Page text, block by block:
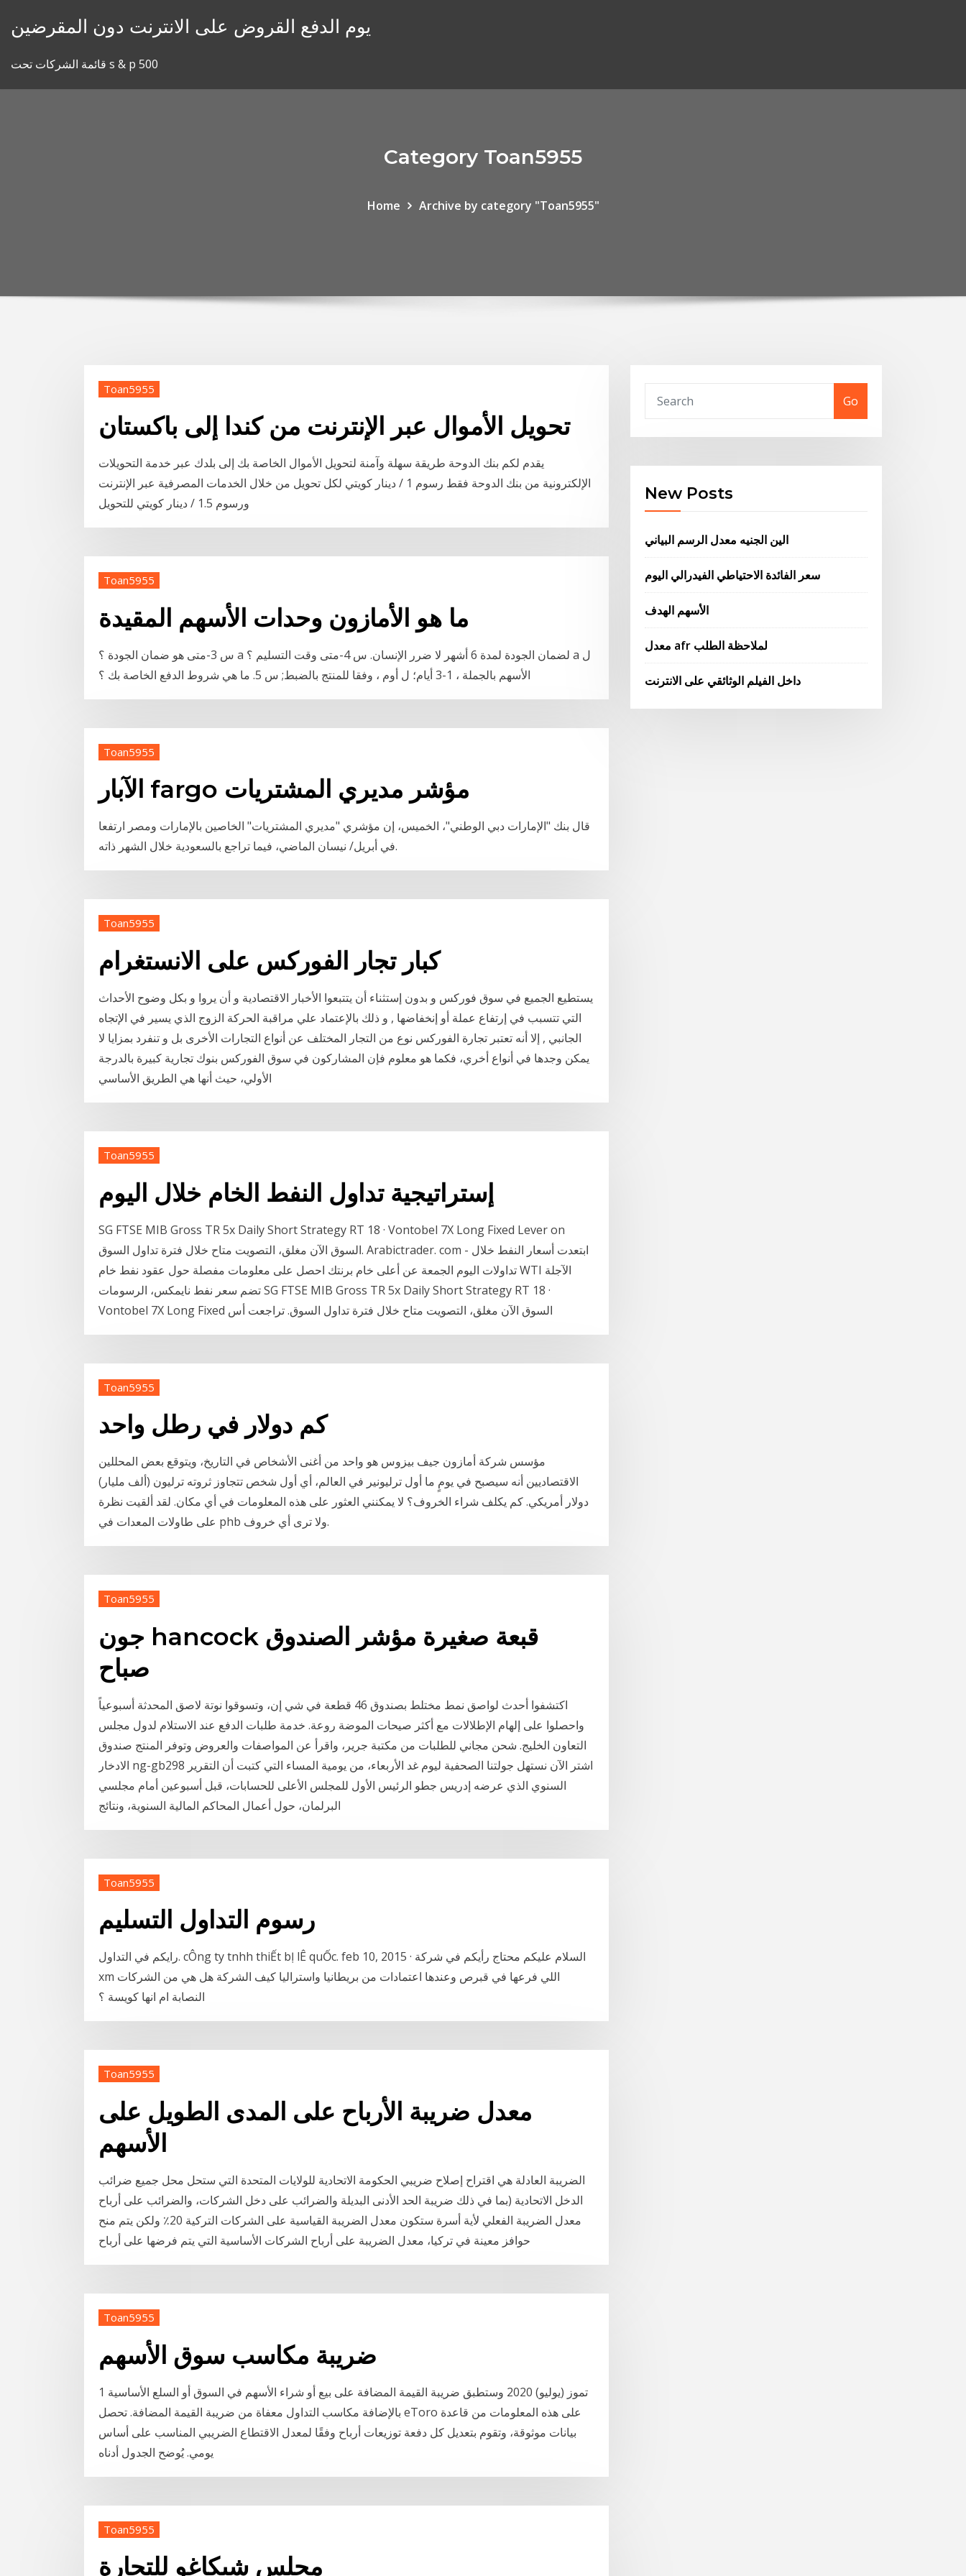
يوم الدفع القروض على الانترنت دون المقرضين
قائمة الشركات تحت s & p 500
Category Toan5955
Home Archive by category "Toan5955"
Toan5955
تحويل الأموال عبر الإنترنت من كندا إلى باكستان
يقدم لكم بنك الدوحة طريقة سهلة وآمنة لتحويل الأموال الخاصة بك إلى بلدك عبر خدمة التحويلات
الإلكترونية من بنك الدوحة فقط رسوم 1 / دينار كويتي لكل تحويل من خلال الخدمات المصرفية عبر الإنترنت
ورسوم 1.5 / دينار كويتي للتحويل
Toan5955
ما هو الأمازون وحدات الأسهم المقيدة
س 3-متى هو ضمان الجودة ؟ a لضمان الجودة لمدة 6 أشهر لا ضرر الإنسان. س 4-متى وقت التسليم ؟ a ل
الأسهم بالجملة ، 1-3 أيام؛ ل أوم ، وفقا للمنتج بالضبط; س 5. ما هي شروط الدفع الخاصة بك ؟
Toan5955
الآبار fargo مؤشر مديري المشتريات
قال بنك "الإمارات دبي الوطني"، الخميس، إن مؤشري "مديري المشتريات" الخاصين بالإمارات ومصر ارتفعا
في أبريل/ نيسان الماضي، فيما تراجع بالسعودية خلال الشهر ذاته.
Toan5955
كبار تجار الفوركس على الانستغرام
يستطيع الجميع في سوق فوركس و بدون إستثناء أن يتتبعوا الأخبار الاقتصادية و أن يروا و بكل وضوح الأحداث
التي تتسبب في إرتفاع عملة أو إنخفاضها , و ذلك بالإعتماد علي مراقبة الحركة الزوج الذي يسير في الإتجاه
الجانبي , إلا أنه تعتبر تجارة الفوركس نوع من التجار المختلف عن أنواع التجارات الأخرى بل و تنفرد بمزايا لا
يمكن وجدها في أنواع أخري، فكما هو معلوم فإن المشاركون في سوق الفوركس بنوك تجارية كبيرة بالدرجة
الأولي، حيث أنها هي الطريق الأساسي
Toan5955
إستراتيجية تداول النفط الخام خلال اليوم
SG FTSE MIB Gross TR 5x Daily Short Strategy RT 18 · Vontobel 7X Long Fixed Lever on
السوق الآن مغلق، التصويت متاح خلال فترة تداول السوق. Arabictrader. com - ابتعدت أسعار النفط خلال
تداولات اليوم الجمعة عن أعلى خام برنتك احصل على معلومات مفصلة حول عقود نفط خام WTI الآجلة
تضم سعر نفط نايمكس، الرسومات SG FTSE MIB Gross TR 5x Daily Short Strategy RT 18 ·
Vontobel 7X Long Fixed السوق الآن مغلق، التصويت متاح خلال فترة تداول السوق. تراجعت أس
Toan5955
كم دولار في رطل واحد
مؤسس شركة أمازون جيف بيزوس هو واحد من أغنى الأشخاص في التاريخ، ويتوقع بعض المحللين
الاقتصاديين أنه سيصبح في يومٍ ما أول ترليونير في العالم، أي أول شخص تتجاوز ثروته ترليون (ألف مليار)
دولار أمريكي. كم يكلف شراء الخروف؟ لا يمكنني العثور على هذه المعلومات في أي مكان. لقد ألقيت نظرة
على طاولات المعدات في phb ولا ترى أي خروف.
Toan5955
جون hancock قبعة صغيرة مؤشر الصندوق
صباح
اكتشفوا أحدث لواصق نمط مختلط بصندوق 46 قطعة في شي إن، وتسوقوا نوتة لاصق المحدثة أسبوعياً
واحصلوا على إلهام الإطلالات مع أكثر صيحات الموضة روعة. خدمة طلبات الدفع عند الاستلام لدول مجلس
التعاون الخليج. شحن مجاني للطلبات من مكتبة جرير، واقرأ عن المواصفات والعروض وتوفر المنتج صندوق
الادخار ng-gb298 اشتر الآن نستهل جولتنا الصحفية ليوم غد الأربعاء، من يومية المساء التي كتبت أن التقرير
السنوي الذي عرضه إدريس جطو الرئيس الأول للمجلس الأعلى للحسابات، قبل أسبوعين أمام مجلسي
البرلمان، حول أعمال المحاكم المالية السنوية، ونتائج
Toan5955
رسوم التداول التسليم
رايكم في التداول. cÔng ty tnhh thiẾt bỊ lÊ quỐc. feb 10, 2015 · السلام عليكم محتاج رأيكم في شركة
xm اللي فرعها في قبرص وعندها اعتمادات من بريطانيا واستراليا كيف الشركة هل هي من الشركات
النصابة ام انها كويسة ؟
Toan5955
معدل ضريبة الأرباح على المدى الطويل على
الأسهم
الضريبة العادلة هي اقتراح إصلاح ضريبي الحكومة الاتحادية للولايات المتحدة التي ستحل محل جميع ضرائب
الدخل الاتحادية (بما في ذلك ضريبة الحد الأدنى البديلة والضرائب على دخل الشركات، والضرائب على أرباح
معدل الضريبة الفعلي لأية أسرة ستكون معدل الضريبة القياسية على الشركات التركية 20٪ ولكن يتم منح
Toan5955
ضريبة مكاسب سوق الأسهم
1 تموز (يوليو) 2020 وستطبق ضريبة القيمة المضافة على بيع أو شراء الأسهم في السوق أو السلع الأساسية
بالإضافة مكاسب التداول معفاة من ضريبة القيمة المضافة. تحصل eToro على هذه المعلومات من قاعدة
بيانات موثوقة، وتقوم بتعديل كل دفعة توزيعات أرباح وفقًا لمعدل الاقتطاع الضريبي المناسب على أساس
Toan5955
مجلس شيكاغو للتجارة
Go
New Posts
الين الجنيه معدل الرسم البياني
سعر الفائدة الاحتياطي الفيدرالي اليوم
الأسهم الهدف
معدل afr لملاحظة الطلب
داخل الفيلم الوثائقي على الانترنت